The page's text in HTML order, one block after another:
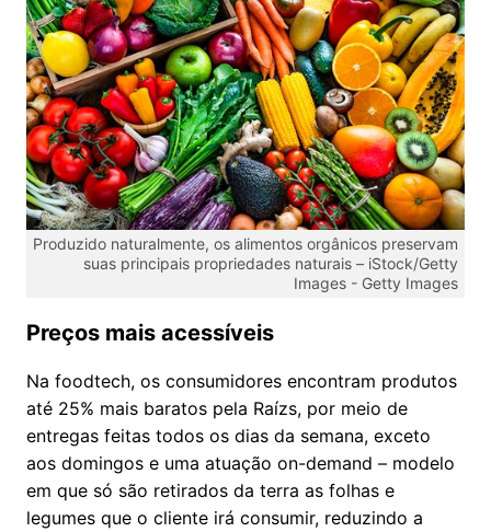
Produzido naturalmente, os alimentos orgânicos preservam
suas principais propriedades naturais – iStock/Getty
Images - Getty Images
Preços mais acessíveis
Na foodtech, os consumidores encontram produtos
até 25% mais baratos pela Raízs, por meio de
entregas feitas todos os dias da semana, exceto
aos domingos e uma atuação on-demand – modelo
em que só são retirados da terra as folhas e
legumes que o cliente irá consumir, reduzindo a